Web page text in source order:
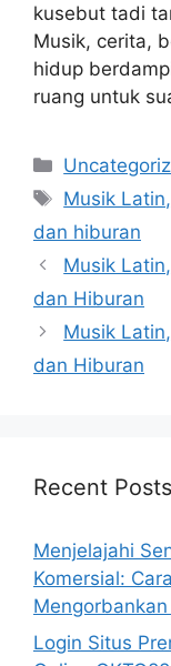
kusebut tadi
Musik, cerita,
hidup
ruang untuk
Categories
Tags
Musik
dan hiburan
Musik
dan Hiburan
Musik
dan Hiburan
Recent Posts
Menjelajahi
Komersial:
Login Situs